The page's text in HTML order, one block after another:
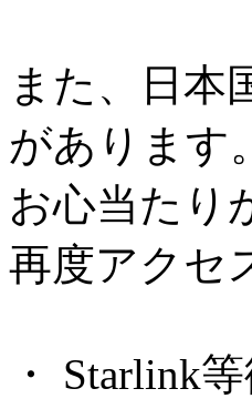
また、日本
があります。
お心当たり
再度アクセ
・ Starlink